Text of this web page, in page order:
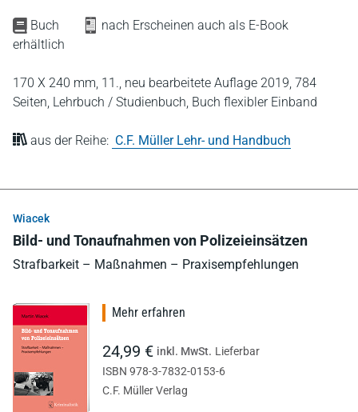
Buch
nach Erscheinen auch als E-Book
erhältlich
170 X 240 mm, 11., neu bearbeitete Auflage 2019, 784
Seiten, Lehrbuch / Studienbuch, Buch flexibler Einband
aus der Reihe: C.F. Müller Lehr- und Handbuch
Wiacek
Bild- und Tonaufnahmen von Polizeieinsätzen
Strafbarkeit – Maßnahmen – Praxisempfehlungen
Mehr erfahren
24,99 € inkl. MwSt. Lieferbar
ISBN 978-3-7832-0153-6
C.F. Müller Verlag